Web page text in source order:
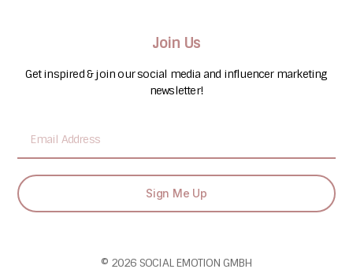
Join Us
Get inspired & join our social media and influencer marketing
newsletter!
Sign Me Up
© 2026 SOCIAL EMOTION GMBH